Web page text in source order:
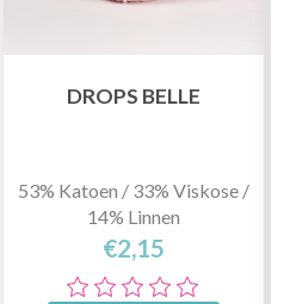
DROPS BELLE
53% Katoen / 33% Viskose /
14% Linnen
€2,15